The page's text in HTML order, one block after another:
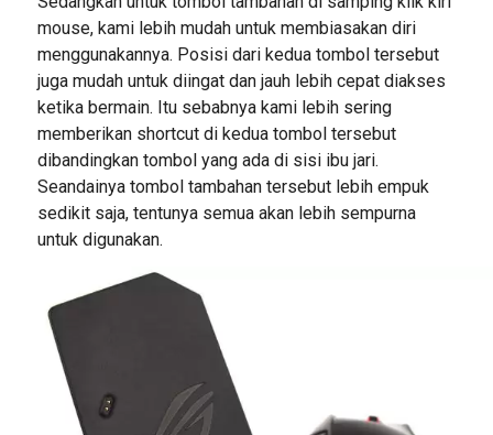
mouse, kami lebih mudah untuk membiasakan diri
menggunakannya. Posisi dari kedua tombol tersebut
juga mudah untuk diingat dan jauh lebih cepat diakses
ketika bermain. Itu sebabnya kami lebih sering
memberikan shortcut di kedua tombol tersebut
dibandingkan tombol yang ada di sisi ibu jari.
Seandainya tombol tambahan tersebut lebih empuk
sedikit saja, tentunya semua akan lebih sempurna
untuk digunakan.